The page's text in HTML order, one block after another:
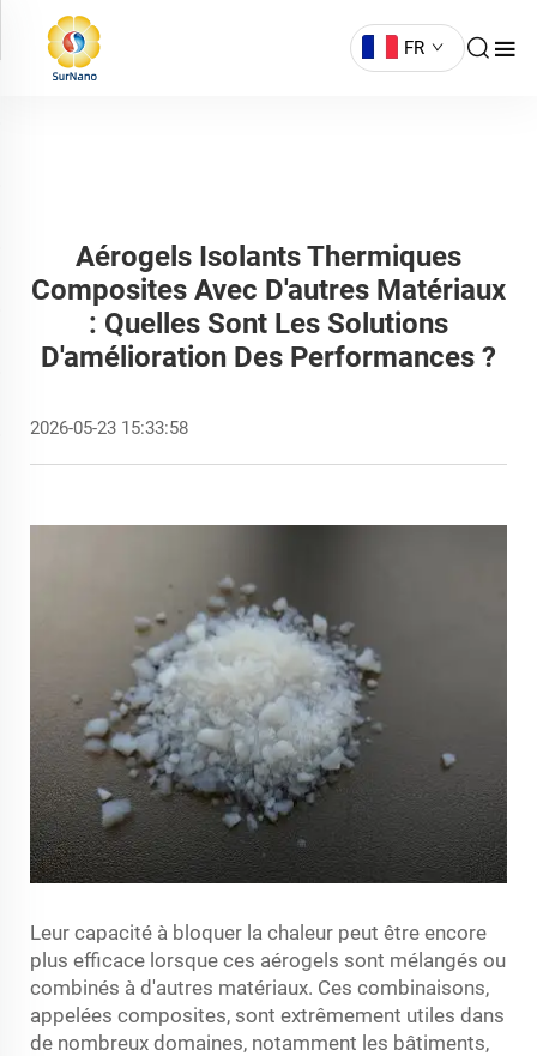
FR
Aérogels Isolants Thermiques
Composites Avec D'autres Matériaux
: Quelles Sont Les Solutions
D'amélioration Des Performances ?
2026-05-23 15:33:58
Leur capacité à bloquer la chaleur peut être encore
plus efficace lorsque ces aérogels sont mélangés ou
combinés à d'autres matériaux. Ces combinaisons,
appelées composites, sont extrêmement utiles dans
de nombreux domaines, notamment les bâtiments,